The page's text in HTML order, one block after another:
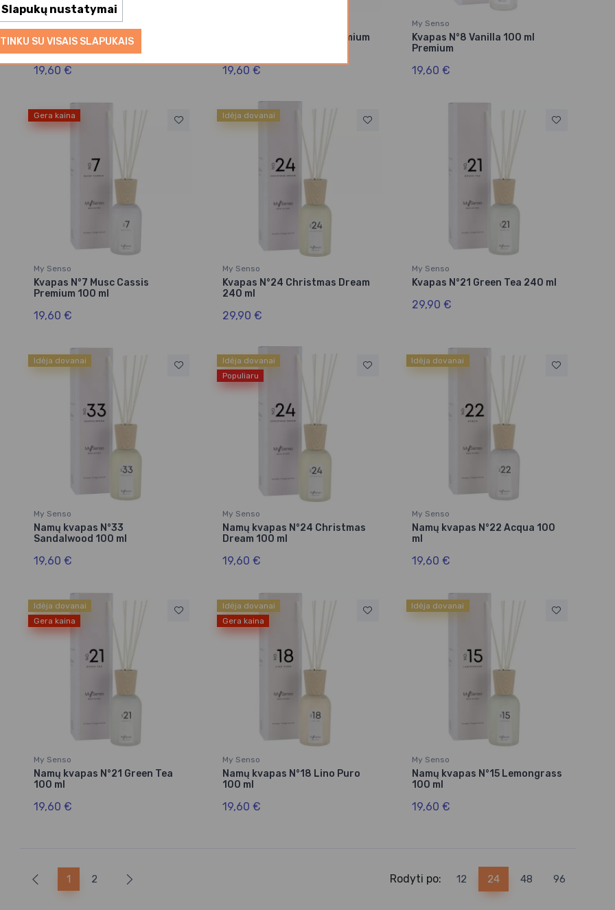
Slapukų nustatymai
SU VISAIS SLAPUKAIS
My Senso
Kvapas N°27 Orange Premium
100 ml
19,60 €
Kvapas N°11 Orchidea Premium
19,60 €
My Senso
Kvapas N°8 Vanilla 100 ml
Premium
19,60 €
Gera kaina
My Senso
Kvapas N°7 Musc Cassis
Premium 100 ml
19,60 €
Idėja dovanai
My Senso
Kvapas N°24 Christmas Dream
240 ml
29,90 €
My Senso
Kvapas N°21 Green Tea 240 ml
29,90 €
Idėja dovanai
My Senso
Namų kvapas N°33
Sandalwood 100 ml
19,60 €
Idėja dovanai
Populiaru
My Senso
Namų kvapas N°24 Christmas
Dream 100 ml
19,60 €
Idėja dovanai
My Senso
Namų kvapas N°22 Acqua 100
ml
19,60 €
Idėja dovanai
Gera kaina
My Senso
Namų kvapas N°21 Green Tea
100 ml
19,60 €
Idėja dovanai
Gera kaina
My Senso
Namų kvapas N°18 Lino Puro
100 ml
19,60 €
Idėja dovanai
My Senso
Namų kvapas N°15 Lemongrass
100 ml
19,60 €
1 2 Rodyti po: 12 24 48 96